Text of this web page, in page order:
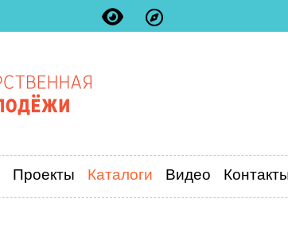
Проекты Каталоги Видео